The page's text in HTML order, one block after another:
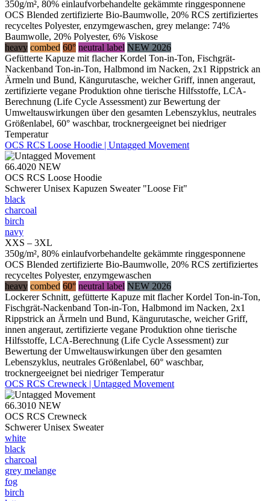
350g/m², 80% einlaufvorbehandelte gekämmte ringgesponnene
OCS Blended zertifizierte Bio-Baumwolle, 20% RCS zertifiziertes
recyceltes Polyester, enzymgewaschen, grey melange: 74%
Baumwolle, 20% Polyester, 6% Viskose
heavy combed 60° neutral label NEW 2026
Gefütterte Kapuze mit flacher Kordel Ton-in-Ton, Fischgrät-
Nackenband Ton-in-Ton, Halbmond im Nacken, 2x1 Rippstrick an
Ärmeln und Bund, Kängurutasche, weicher Griff, innen angeraut,
zertifizierte vegane Produktion ohne tierische Hilfsstoffe, LCA-
Berechnung (Life Cycle Assessment) zur Bewertung der
Umweltauswirkungen über den gesamten Lebenszyklus, neutrales
Größenlabel, 60° waschbar, trocknergeeignet bei niedriger
Temperatur
OCS RCS Loose Hoodie | Untagged Movement
66.4020 NEW
OCS RCS Loose Hoodie
Schwerer Unisex Kapuzen Sweater "Loose Fit"
black
charcoal
birch
navy
XXS – 3XL
350g/m², 80% einlaufvorbehandelte gekämmte ringgesponnene
OCS Blended zertifizierte Bio-Baumwolle, 20% RCS zertifiziertes
recyceltes Polyester, enzymgewaschen
heavy combed 60° neutral label NEW 2026
Lockerer Schnitt, gefütterte Kapuze mit flacher Kordel Ton-in-Ton,
Fischgrät-Nackenband Ton-in-Ton, Halbmond im Nacken, 2x1
Rippstrick an Ärmeln und Bund, Kängurutasche, weicher Griff,
innen angeraut, zertifizierte vegane Produktion ohne tierische
Hilfsstoffe, LCA-Berechnung (Life Cycle Assessment) zur
Bewertung der Umweltauswirkungen über den gesamten
Lebenszyklus, neutrales Größenlabel, 60° waschbar,
trocknergeeignet bei niedriger Temperatur
OCS RCS Crewneck | Untagged Movement
66.3010 NEW
OCS RCS Crewneck
Schwerer Unisex Sweater
white
black
charcoal
grey melange
fog
birch